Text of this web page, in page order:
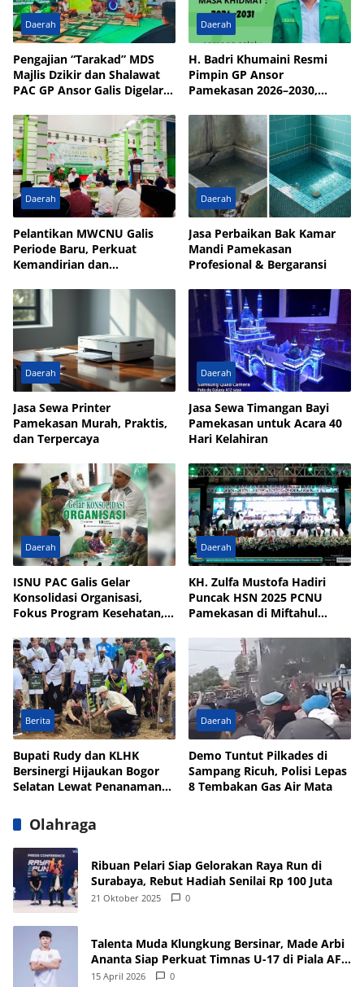
Daerah
Pengajian “Tarakad” MDS
Majlis Dzikir dan Shalawat
PAC GP Ansor Galis Digelar
Bulay
Daerah
H. Badri Khumaini Resmi
Pimpin GP Ansor
Pamekasan 2026–2030,
Daerah
Pelantikan MWCNU Galis
Periode Baru, Perkuat
Kemandirian dan
Daerah
Jasa Perbaikan Bak Kamar
Mandi Pamekasan
Profesional & Bergaransi
Daerah
Jasa Sewa Printer
Pamekasan Murah, Praktis,
dan Terpercaya
Daerah
Jasa Sewa Timangan Bayi
Pamekasan untuk Acara 40
Hari Kelahiran
Daerah
ISNU PAC Galis Gelar
Konsolidasi Organisasi,
Fokus Program Kesehatan,
Daerah
KH. Zulfa Mustofa Hadiri
Puncak HSN 2025 PCNU
Pamekasan di Miftahul
Berita
Bupati Rudy dan KLHK
Bersinergi Hijaukan Bogor
Selatan Lewat Penanaman
Daerah
Demo Tuntut Pilkades di
Sampang Ricuh, Polisi Lepas
8 Tembakan Gas Air Mata
Olahraga
Ribuan Pelari Siap Gelorakan Raya Run di
Surabaya, Rebut Hadiah Senilai Rp 100 Juta
21 Oktober 2025 0
Talenta Muda Klungkung Bersinar, Made Arbi
Ananta Siap Perkuat Timnas U-17 di Piala AFF
dan Asia 2026
15 April 2026 0